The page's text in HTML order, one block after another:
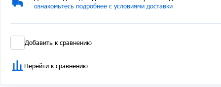
ознакомьтесь подробнее с условиями доставки
Добавить к сравнению
Перейти к сравнению